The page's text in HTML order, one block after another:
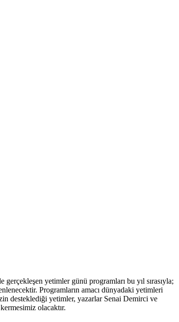
yetimler günü programları bu yıl sırasıyla;
Programların amacı dünyadaki yetimleri
desteklediği yetimler, yazarlar Senai Demirci ve
olacaktır.